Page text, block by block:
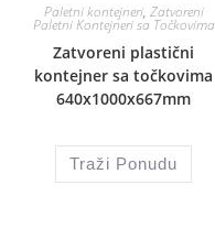
Paletni kontejneri, Zatvoreni
Paletni Kontejneri sa Točkovima
Zatvoreni plastični
kontejner sa točkovima
640x1000x667mm
Traži Ponudu